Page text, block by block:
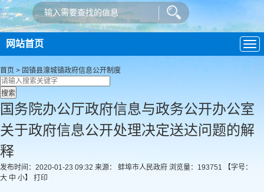
导
航
网站首页
首页 > 固镇县濠城镇政府信息公开制度
国务院办公厅政府信息与政务公开办公室
关于政府信息公开处理决定送达问题的解
释
发布时间：2020-01-23 09:32 来源： 蚌埠市人民政府 浏览量： 193751
【字号：
大 中 小】 打印